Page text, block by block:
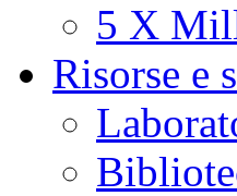
5 X
Risorse e